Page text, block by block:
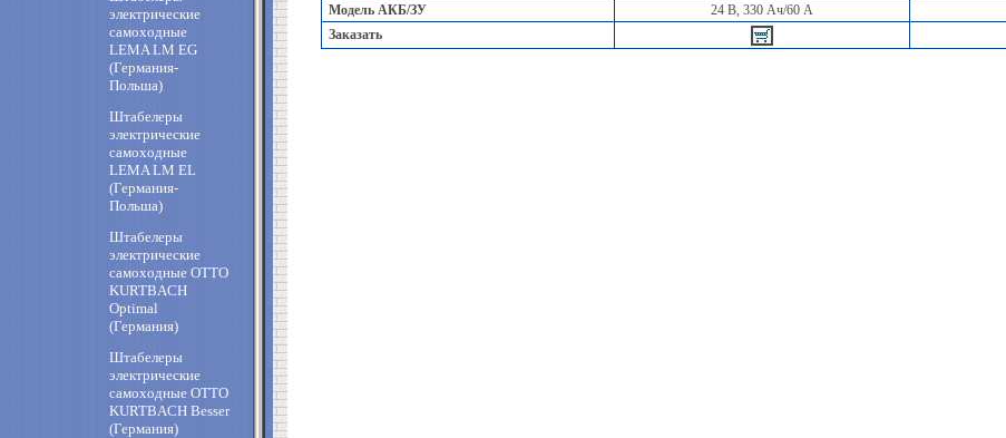
электрические
самоходные
LEMA LM EG
(Германия-
Польша)
Штабелеры
электрические
самоходные
LEMA LM EL
(Германия-
Польша)
Штабелеры
электрические
самоходные OTTO
KURTBACH
Optimal
(Германия)
Штабелеры
электрические
самоходные OTTO
KURTBACH Besser
(Германия)
Модель АКБ/ЗУ
24 В, 330 Ач/60 A
Заказать